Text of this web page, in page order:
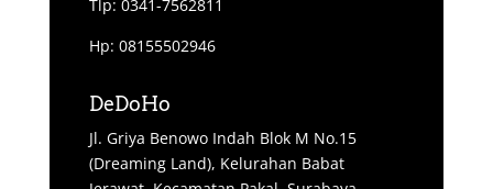
Tlp: 0341-7562811
Hp: 08155502946
DeDoHo
Jl. Griya Benowo Indah Blok M No.15
(Dreaming Land), Kelurahan Babat